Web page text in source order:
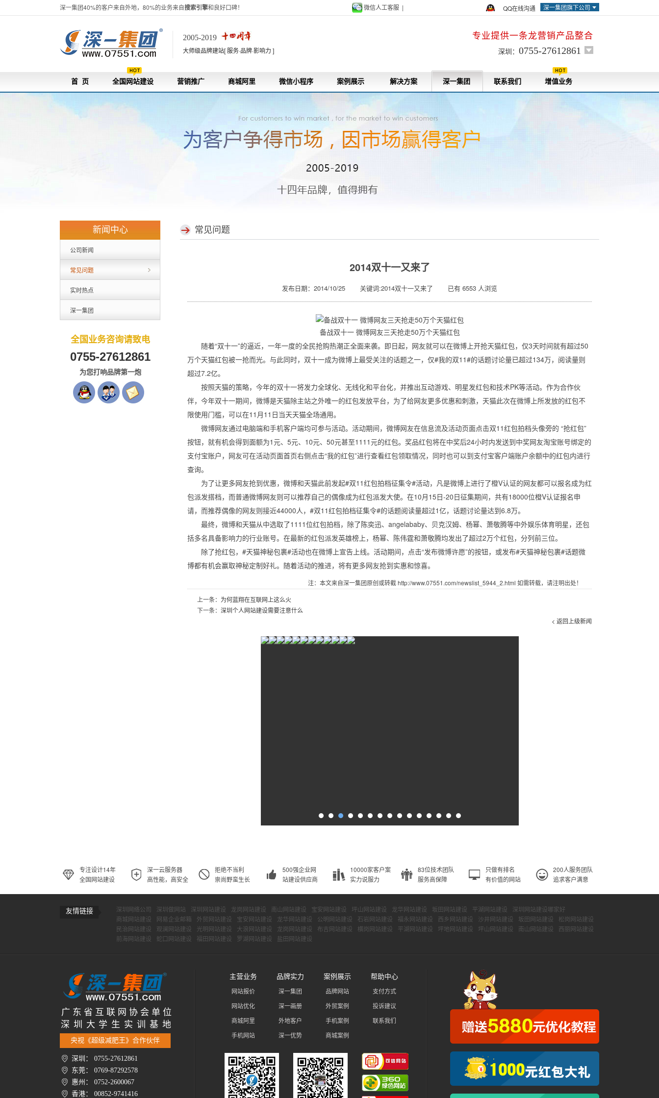
深一集团40%的客户来自外地，80%的业务来自搜索引擎和良好口碑！ 深一集团旗下公司
微信人工客服 | QQ在线沟通
2005-2019
大师级品牌建站[ 服务·品牌·影响力 ]
专业提供一条龙营销产品整合
深圳： 0755-27612861
首 页 全国网站建设 营销推广 商城阿里 微信小程序 案例展示 解决方案 深一集团 联系我们 增值业务
新闻中心
公司新闻
常见问题
实时热点
深一集团
全国业务咨询请致电
0755-27612861
为您打响品牌第一炮
常见问题
2014双十一又来了
发布日期：2014/10/25 关键词:2014双十一又来了 已有 6553 人浏览
备战双十一 微博网友三天抢走50万个天猫红包
随着“双十一”的逼近，一年一度的全民抢购热潮正全面来袭。即日起，网友就可以在微博上开抢天猫红包，仅3天时间就有超过50
万个天猫红包被一抢而光。与此同时，双十一成为微博上最受关注的话题之一，仅#我的双11#的话题讨论量已超过134万，阅读量则
超过7.2亿。
按照天猫的策略，今年的双十一将发力全球化、无线化和平台化，并推出互动游戏、明星发红包和技术PK等活动。作为合作伙
伴，今年双十一期间，微博是天猫除主站之外唯一的红包发放平台，为了给网友更多优惠和刺激，天猫此次在微博上所发放的红包不
限使用门槛，可以在11月11日当天天猫全场通用。
微博网友通过电脑端和手机客户端均可参与活动。活动期间，微博网友在信息流及活动页面点击双11红包拍档头像旁的 “抢红包”
按钮，就有机会得到面额为1元、5元、10元、50元甚至1111元的红包。奖品红包将在中奖后24小时内发送到中奖网友淘宝账号绑定的
支付宝账户，网友可在活动页面首页右侧点击“我的红包”进行查看红包领取情况，同时也可以到支付宝客户端账户余额中的红包内进行
查询。
为了让更多网友抢到优惠，微博和天猫此前发起#双11红包拍档征集令#活动，凡是微博上进行了橙V认证的网友都可以报名成为红
包派发搭档，而普通微博网友则可以推荐自己的偶像成为红包派发大使。在10月15日-20日征集期间，共有18000位橙V认证报名申
请，而推荐偶像的网友则接近44000人，#双11红包拍档征集令#的话题阅读量超过1亿，话题讨论量达到6.8万。
最终，微博和天猫从中选取了1111位红包拍档，除了陈奕迅、angelababy、贝克汉姆、杨幂、萧敬腾等中外娱乐体育明星，还包
括多名具备影响力的行业账号。在最新的红包派发英雄榜上，杨幂、陈伟霆和萧敬腾均发出了超过2万个红包，分列前三位。
除了抢红包，#天猫神秘包裹#活动也在微博上宣告上线。活动期间，点击“发布微博许愿”的按钮，或发布#天猫神秘包裹#话题微
博都有机会赢取神秘定制好礼。随着活动的推进，将有更多网友抢到实惠和惊喜。
注：本文来自深一集团原创或转截 http://www.07551.com/newslist_5944_2.html 如需转载，请注明出处！
上一条： 为何蓝翔在互联网上这么火
下一条： 深圳个人网站建设需要注意什么
< 返回上级新闻
专注设计14年
全国网站建设
深一云服务器
高性能，高安全
拒绝不当利
崇尚野蛮生长
500强企业网
站建设供应商
10000家客户案
实力说服力
83位技术团队
服务高保障
只做有排名
有价值的网站
200人服务团队
追求客户满意
友情链接 深圳网络公司 深圳做网站 深圳网站建设 龙岗网站建设 南山网站建设 宝安网站建设 坪山网站建设 龙华网站建设 坂田网站建设 平湖网站建设
深圳网站建设哪家好
商城网站建设
网易企业邮箱 外贸网站建设 宝安网站建设 龙华网站建设 公明网站建设 石岩网站建设 福永网站建设 西乡网站建设 沙井网站建设 坂田网站建设
松岗网站建设
民治网站建设
观澜网站建设 光明网站建设 大浪网站建设 龙岗网站建设 布吉网站建设 横岗网站建设 平湖网站建设 坪地网站建设 坪山网站建设 南山网站建设
西丽网站建设
前海网站建设
蛇口网站建设 福田网站建设 罗湖网站建设 盐田网站建设
广 东 省 互 联 网 协 会 单 位
深 圳 大 学 生 实 训 基 地
央视《超级减肥王》合作伙伴
深圳： 0755-27612861
东莞： 0769-87292578
惠州： 0752-2600067
香港： 00852-9741416
主营业务
网站报价
网站优化
商城阿里
手机网站
品牌实力
深一集团
深一画册
外地客户
深一优势
案例展示
品牌网站
外贸案例
手机案例
商城案例
帮助中心
支付方式
投诉建议
联系我们